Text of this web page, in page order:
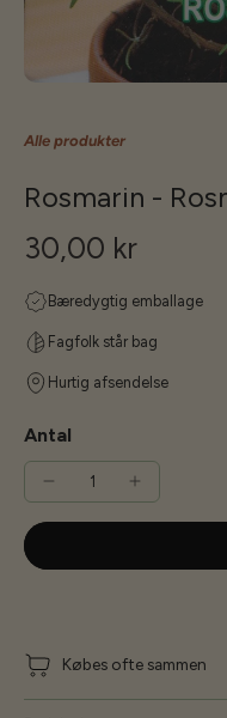
Alle produkter
Rosmarin -
30,00 kr
Bæredygtig emballage
Fagfolk står bag
Hurtig afsendelse
Antal
Købes ofte sammen